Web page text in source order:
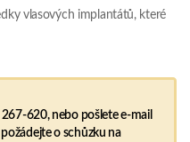
vlasových implantátů, které
620, nebo pošlete e-mail
o schůzku na